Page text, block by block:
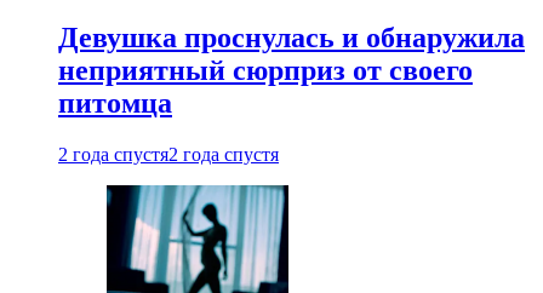
Девушка проснулась и обнаружила
неприятный сюрприз от своего
питомца
2 года спустя2 года спустя